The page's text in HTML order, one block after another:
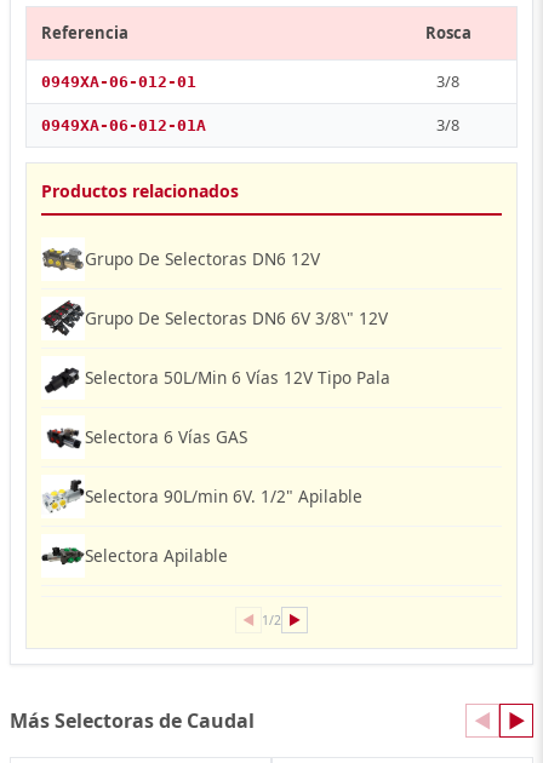
Referencia Rosca
0949XA-06-012-01 3/8
0949XA-06-012-01A 3/8
Productos relacionados
Grupo De Selectoras DN6 12V
Grupo De Selectoras DN6 6V 3/8\" 12V
Selectora 50L/Min 6 Vías 12V Tipo Pala
Selectora 6 Vías GAS
Selectora 90L/min 6V. 1/2" Apilable
Selectora Apilable
◀ 1/2 ▶
Más Selectoras de Caudal ◀ ▶